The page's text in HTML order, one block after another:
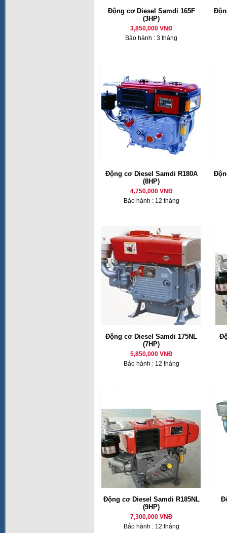
Động cơ Diesel Samdi 165F
(3HP)
3,850,000 VNĐ
Bảo hành : 3 tháng
Động cơ Diesel Samdi R180A
(8HP)
4,750,000 VNĐ
Bảo hành : 12 tháng
Động cơ Diesel Samdi 175NL
(7HP)
5,850,000 VNĐ
Bảo hành : 12 tháng
Động cơ Diesel Samdi R185NL
(9HP)
7,300,000 VNĐ
Bảo hành : 12 tháng